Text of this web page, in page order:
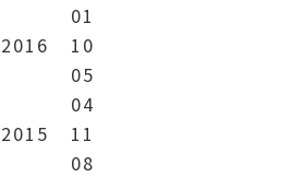
01
2016
10
05
04
2015
11
08